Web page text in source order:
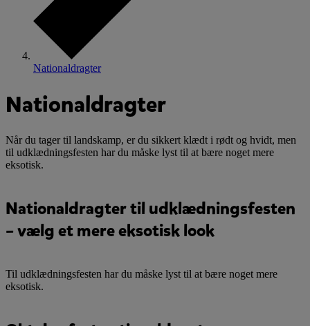
Nationaldragter
Nationaldragter
Når du tager til landskamp, er du sikkert klædt i rødt og hvidt, men
til udklædningsfesten har du måske lyst til at bære noget mere
eksotisk.
Nationaldragter til udklædningsfesten
– vælg et mere eksotisk look
Til udklædningsfesten har du måske lyst til at bære noget mere
eksotisk.